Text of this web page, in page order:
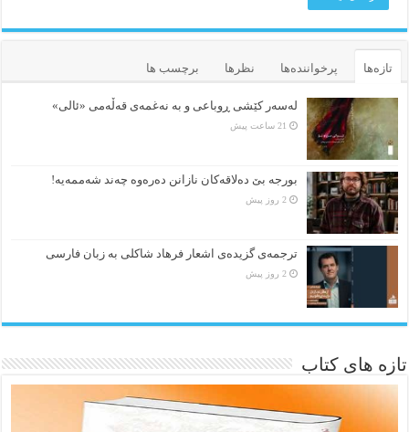
تازه‌ها پرخواننده‌ها نظرها برچسب ها
لەسەر کێشی ڕوباعی و به نەغمەی قەڵەمی «ئالی»
21 ساعت پیش
بورجە بێ دەلاقەکان نازانن دەرەوە چەند شەممەیە!
2 روز پیش
ترجمه‌ی گزیده‌‌ی اشعار فرهاد شاکلی به زبان فارسی
2 روز پیش
تازه های کتاب